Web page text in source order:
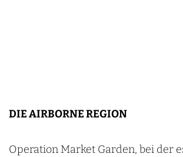
DIE AIRBORNE REGION
Operation Market Garden, bei der